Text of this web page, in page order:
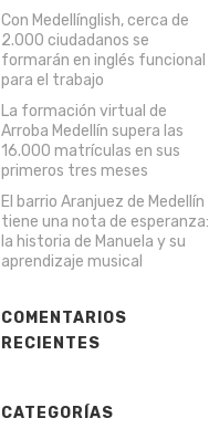
Con Medellínglish, cerca de
2.000 ciudadanos se
formarán en inglés funcional
para el trabajo
La formación virtual de
Arroba Medellín supera las
16.000 matrículas en sus
primeros tres meses
El barrio Aranjuez de Medellín
tiene una nota de esperanza:
la historia de Manuela y su
aprendizaje musical
COMENTARIOS
RECIENTES
CATEGORÍAS